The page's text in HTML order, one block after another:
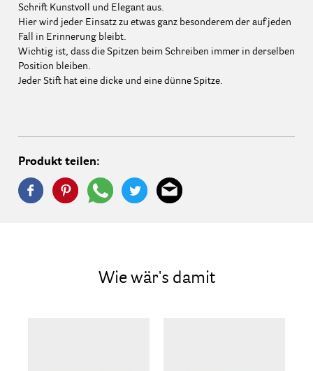
Schrift Kunstvoll und Elegant aus.
Hier wird jeder Einsatz zu etwas ganz besonderem der auf jeden
Fall in Erinnerung bleibt.
Wichtig ist, dass die Spitzen beim Schreiben immer in derselben
Position bleiben.
Jeder Stift hat eine dicke und eine dünne Spitze.
Produkt teilen:
Wie wär's damit